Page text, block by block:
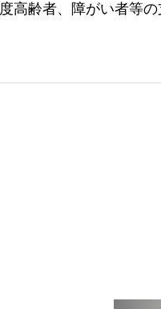
高齢者、障がい者等